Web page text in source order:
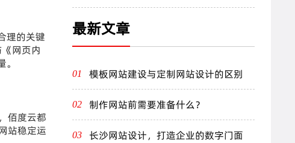
理的关键
网页内
佰度云都
站稳定运
最新文章
01 模板网站建设与定制网站设计的区别
02 制作网站前需要准备什么？
03 长沙网站设计，打造企业的数字门面